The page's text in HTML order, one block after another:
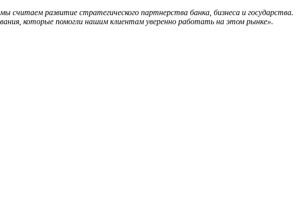
считаем развитие стратегического партнерства банка, бизнеса и государства.
которые помогли нашим клиентам уверенно работать на этом рынке».